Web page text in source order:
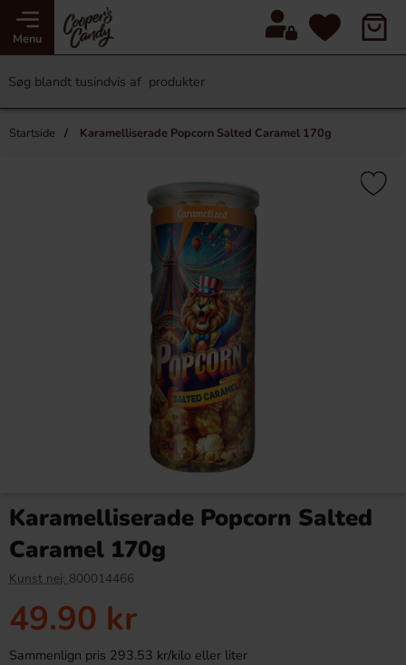
Menu
Startside Karamelliserade Popcorn Salted Caramel 170g
Karamelliserade Popcorn Salted
Caramel 170g
Kunst nej: 800014466
49.90 kr
Sammenlign pris 293.53 kr/kilo eller liter